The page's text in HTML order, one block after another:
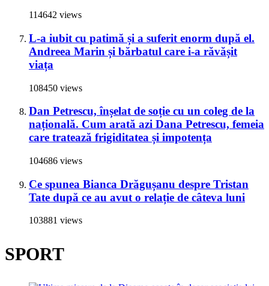
114642 views
L-a iubit cu patimă și a suferit enorm după el.
Andreea Marin și bărbatul care i-a răvășit
viața
108450 views
Dan Petrescu, înșelat de soție cu un coleg de la
națională. Cum arată azi Dana Petrescu, femeia
care tratează frigiditatea și impotența
104686 views
Ce spunea Bianca Drăgușanu despre Tristan
Tate după ce au avut o relație de câteva luni
103881 views
SPORT